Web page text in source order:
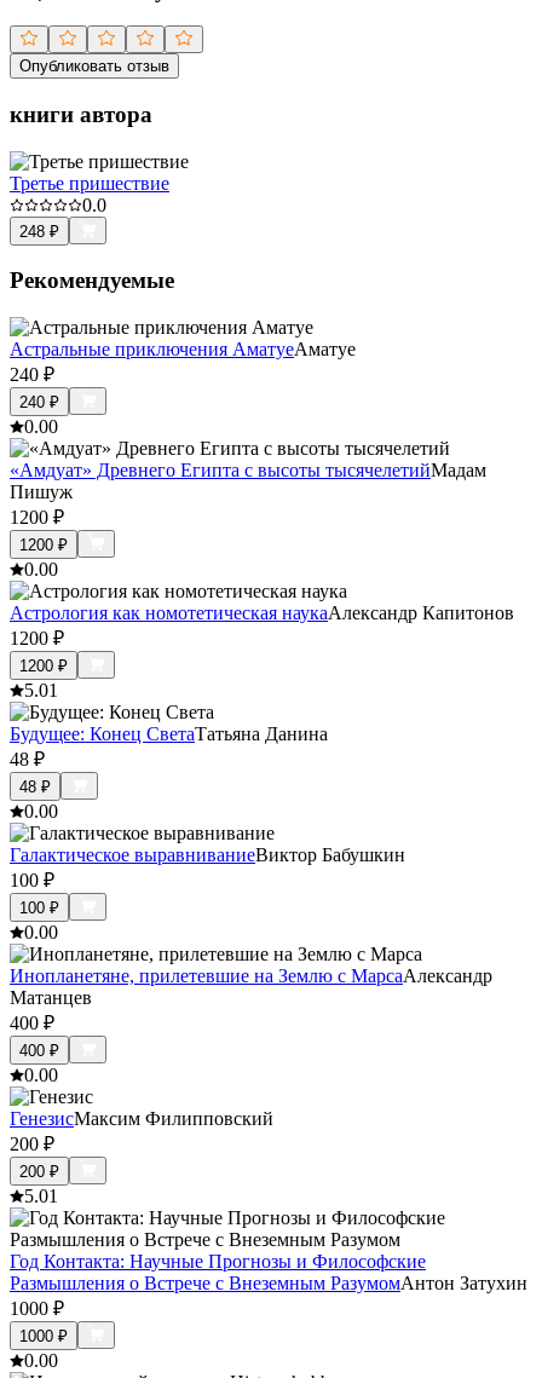
Опубликовать отзыв
книги автора
Третье пришествие
0.0
248 ₽
Рекомендуемые
Астральные приключения АматуеАматуе
240 ₽
240 ₽
0.00
«Амдуат» Древнего Египта с высоты тысячелетийМадам
Пишуж
1200 ₽
1200 ₽
0.00
Астрология как номотетическая наукаАлександр Капитонов
1200 ₽
1200 ₽
5.01
Будущее: Конец СветаТатьяна Данина
48 ₽
48 ₽
0.00
Галактическое выравниваниеВиктор Бабушкин
100 ₽
100 ₽
0.00
Инопланетяне, прилетевшие на Землю с МарсаАлександр
Матанцев
400 ₽
400 ₽
0.00
ГенезисМаксим Филипповский
200 ₽
200 ₽
5.01
Год Контакта: Научные Прогнозы и Философские
Размышления о Встрече с Внеземным РазумомАнтон Затухин
1000 ₽
1000 ₽
0.00